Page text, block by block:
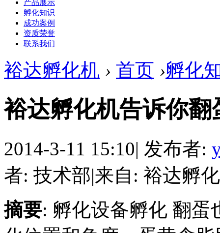
产品展示
孵化知识
成功案例
资质荣誉
联系我们
裕达孵化机 › 首页 ›孵化
裕达孵化机告诉你翻
2014-3-11 15:10| 发布者:
者: 技术部|来自: 裕达孵
摘要: 孵化设备孵化 翻蛋